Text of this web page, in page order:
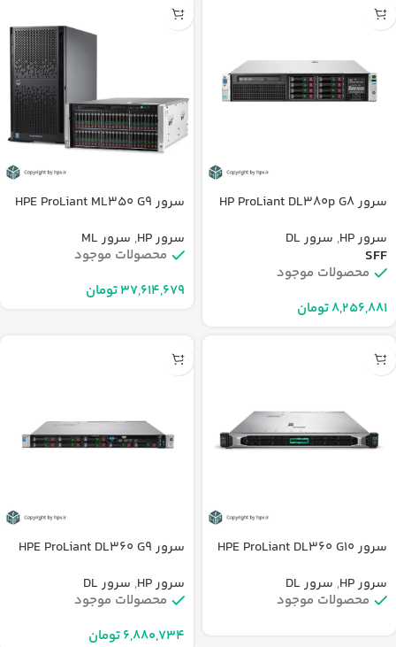
سرور HP ProLiant DL380p G8
سرور HP
, سرور DL
SFF
محصولات موجود
تومان
سرور HPE ProLiant ML350 G9
سرور HP
, سرور ML
محصولات موجود
تومان
سرور HPE ProLiant DL360 G10
سرور HP
, سرور DL
محصولات موجود
سرور HPE ProLiant DL360 G9
سرور HP
, سرور DL
محصولات موجود
تومان